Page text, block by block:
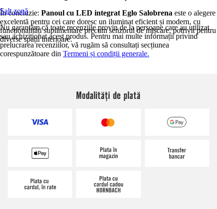
În concluzie: Panoul cu LED integrat Eglo Salobrena este o alegere
excelentă pentru cei care doresc un iluminat eficient și modern, cu
funcționalități suplimentare precum senzorul de mișcare, potrivit pentru
diverse spații interioare.
Salt zonă
Nu garantăm că toate recenziile provin de la persoane care au utilizat
sau achiziționat acest produs. Pentru mai multe informații privind
prelucrarea recenziilor, vă rugăm să consultați secțiunea
corespunzătoare din Termeni și condiții generale.
Modalități de plată